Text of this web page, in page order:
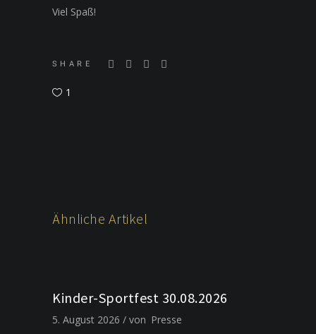
Viel Spaß!
SHARE
1
Ähnliche Artikel
Kinder-Sportfest 30.08.2026
5. August 2026 von Presse